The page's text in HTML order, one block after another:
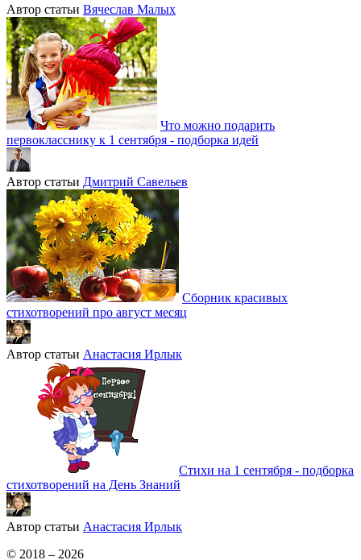
Автор статьи Вячеслав Малых
Что можно подарить
первокласснику к 1 сентября - подборка идей
Автор статьи Дмитрий Савельев
Сборник красивых
стихотворений про август месяц
Автор статьи Анастасия Ирлык
Стихи на 1 сентября - подборка
стихотворений на День Знаний
Автор статьи Анастасия Ирлык
© 2018 – 2026